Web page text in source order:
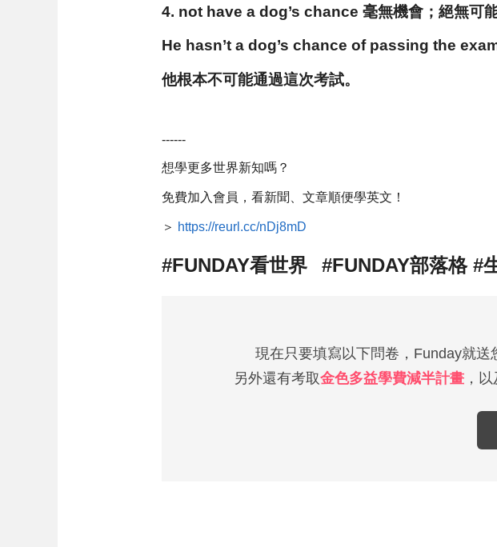
4. not have a dog’s chance 毫無機會；絕無可
He hasn’t a dog’s chance of passing the
他根本不可能通過這次考試。
------
想學更多世界新知嗎？
免費加入會員，看新聞、文章順便學英文！
＞ https://reurl.cc/nDj8mD
#FUNDAY看世界⠀#FUNDAY部落格 #
現在只要填寫以下問卷，Funday就送
另外還有考取金色多益學費減半計畫，以